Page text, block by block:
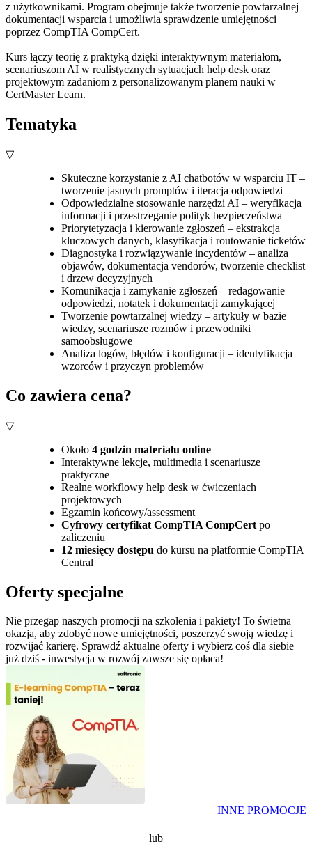
z użytkownikami. Program obejmuje także tworzenie powtarzalnej
dokumentacji wsparcia i umożliwia sprawdzenie umiejętności
poprzez CompTIA CompCert.
Kurs łączy teorię z praktyką dzięki interaktywnym materiałom,
scenariuszom AI w realistycznych sytuacjach help desk oraz
projektowym zadaniom z personalizowanym planem nauki w
CertMaster Learn.
Tematyka
▽
Skuteczne korzystanie z AI chatbotów w wsparciu IT –
tworzenie jasnych promptów i iteracja odpowiedzi
Odpowiedzialne stosowanie narzędzi AI – weryfikacja
informacji i przestrzeganie polityk bezpieczeństwa
Priorytetyzacja i kierowanie zgłoszeń – ekstrakcja
kluczowych danych, klasyfikacja i routowanie ticketów
Diagnostyka i rozwiązywanie incydentów – analiza
objawów, dokumentacja vendorów, tworzenie checklist
i drzew decyzyjnych
Komunikacja i zamykanie zgłoszeń – redagowanie
odpowiedzi, notatek i dokumentacji zamykającej
Tworzenie powtarzalnej wiedzy – artykuły w bazie
wiedzy, scenariusze rozmów i przewodniki
samoobsługowe
Analiza logów, błędów i konfiguracji – identyfikacja
wzorców i przyczyn problemów
Co zawiera cena?
▽
Około 4 godzin materiału online
Interaktywne lekcje, multimedia i scenariusze
praktyczne
Realne workflowy help desk w ćwiczeniach
projektowych
Egzamin końcowy/assessment
Cyfrowy certyfikat CompTIA CompCert po
zaliczeniu
12 miesięcy dostępu do kursu na platformie CompTIA
Central
Oferty specjalne
Nie przegap naszych promocji na szkolenia i pakiety! To świetna
okazja, aby zdobyć nowe umiejętności, poszerzyć swoją wiedzę i
rozwijać karierę. Sprawdź aktualne oferty i wybierz coś dla siebie
już dziś - inwestycja w rozwój zawsze się opłaca!
INNE PROMOCJE
lub